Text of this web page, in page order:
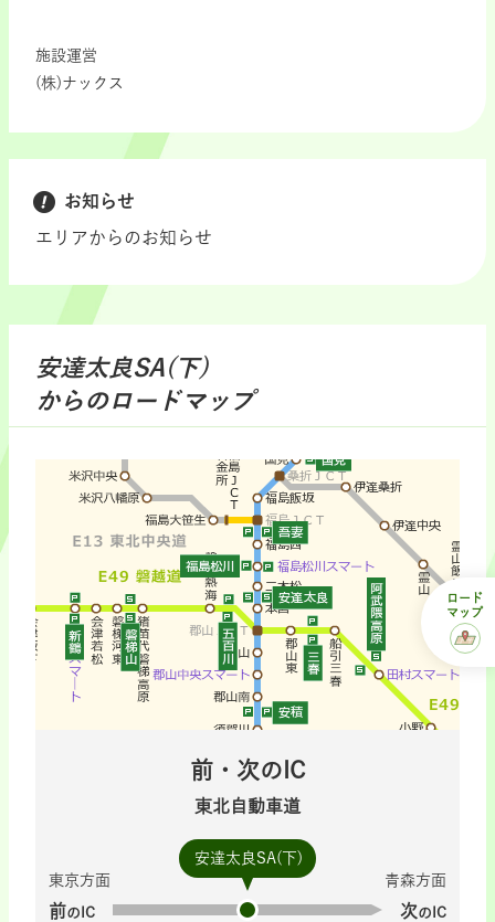
施設運営
(株)ナックス
お知らせ
エリアからのお知らせ
安達太良SA(下)
からのロードマップ
前・次のIC
東北自動車道
安達太良SA(下)
東京方面
前のIC
青森方面
次のIC
ロード
マップ